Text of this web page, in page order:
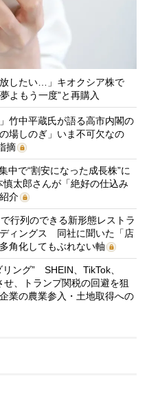
したい…」キオクシア株で
よもう一度”と再購入
竹中平蔵氏が語る高市内閣の
場しのぎ」いま不可欠なの
摘
中で“割安になった成長株”に
太郎さんが「絶好の仕込み
介
行列のできる新形態レストラ
ィングス 同社に聞いた「店
角化してもぶれない軸
ング” SHEIN、TikTok、
、トランプ関税の回避を狙
業の農業参入・土地取得への